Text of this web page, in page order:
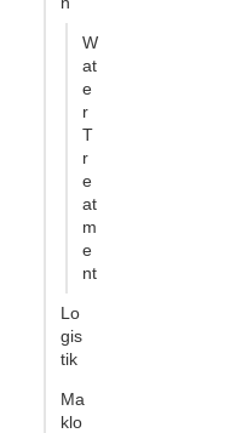
W
at
e
r
T
r
e
at
m
e
nt
Lo
gis
tik
Ma
klo